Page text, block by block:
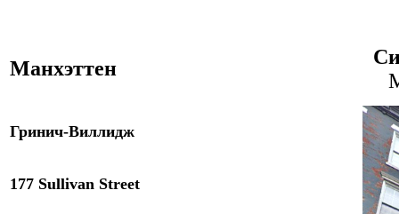
Манхэттен
Гринич-Виллидж
177 Sullivan Street